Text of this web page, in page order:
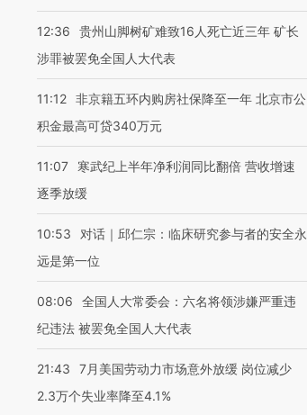
12:36
贵州山脚树矿难致16人死亡近三年 矿长
涉罪被罢免全国人大代表
11:12 非京籍五环内购房社保降至一年 北京市公
积金最高可贷340万元
11:07
寒武纪上半年净利润同比翻倍 营收增速
逐季放缓
10:53
对话｜邱仁宗：临床研究参与者的安全永
远是第一位
08:06
全国人大常委会：六名将领涉嫌严重违
纪违法 被罢免全国人大代表
21:43
7月美国劳动力市场意外放缓 岗位减少
2.3万个失业率降至4.1%